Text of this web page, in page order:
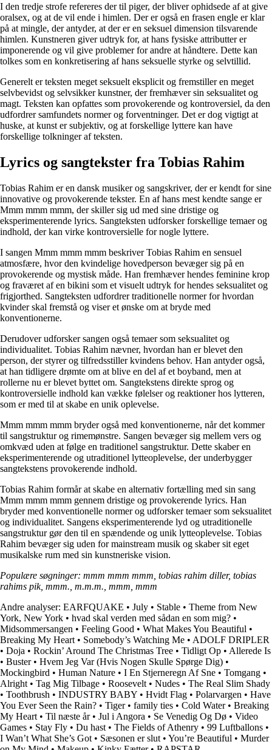
I den tredje strofe refereres der til piger, der bliver ophidsede af at give
oralsex, og at de vil ende i himlen. Der er også en frasen engle er klar
på at mingle, der antyder, at der er en seksuel dimension tilsvarende
himlen. Kunstneren giver udtryk for, at hans fysiske attributter er
imponerende og vil give problemer for andre at håndtere. Dette kan
tolkes som en konkretisering af hans seksuelle styrke og selvtillid.
Generelt er teksten meget seksuelt eksplicit og fremstiller en meget
selvbevidst og selvsikker kunstner, der fremhæver sin seksualitet og
magt. Teksten kan opfattes som provokerende og kontroversiel, da den
udfordrer samfundets normer og forventninger. Det er dog vigtigt at
huske, at kunst er subjektiv, og at forskellige lyttere kan have
forskellige tolkninger af teksten.
Lyrics og sangtekster fra Tobias Rahim
Tobias Rahim er en dansk musiker og sangskriver, der er kendt for sine
innovative og provokerende tekster. En af hans mest kendte sange er
Mmm mmm mmm, der skiller sig ud med sine dristige og
eksperimenterende lyrics. Sangteksten udforsker forskellige temaer og
indhold, der kan virke kontroversielle for nogle lyttere.
I sangen Mmm mmm mmm beskriver Tobias Rahim en sensuel
atmosfære, hvor den kvindelige hovedperson bevæger sig på en
provokerende og mystisk måde. Han fremhæver hendes feminine krop
og fraværet af en bikini som et visuelt udtryk for hendes seksualitet og
frigjorthed. Sangteksten udfordrer traditionelle normer for hvordan
kvinder skal fremstå og viser et ønske om at bryde med
konventionerne.
Derudover udforsker sangen også temaer som seksualitet og
individualitet. Tobias Rahim nævner, hvordan han er blevet den
person, der styrer og tilfredsstiller kvindens behov. Han antyder også,
at han tidligere drømte om at blive en del af et boyband, men at
rollerne nu er blevet byttet om. Sangtekstens direkte sprog og
kontroversielle indhold kan vække følelser og reaktioner hos lytteren,
som er med til at skabe en unik oplevelse.
Mmm mmm mmm bryder også med konventionerne, når det kommer
til sangstruktur og rimemønstre. Sangen bevæger sig mellem vers og
omkvæd uden at følge en traditionel sangstruktur. Dette skaber en
eksperimenterende og utraditionel lytteoplevelse, der underbygger
sangtekstens provokerende indhold.
Tobias Rahim formår at skabe en alternativ fortælling med sin sang
Mmm mmm mmm gennem dristige og provokerende lyrics. Han
bryder med konventionelle normer og udforsker temaer som seksualitet
og individualitet. Sangens eksperimenterende lyd og utraditionelle
sangstruktur gør den til en spændende og unik lytteoplevelse. Tobias
Rahim bevæger sig uden for mainstream musik og skaber sit eget
musikalske rum med sin kunstneriske vision.
Populære søgninger: mmm mmm mmm, tobias rahim diller, tobias
rahims pik, mmm., m.m.m., mmm, mmm
Andre analyser: EARFQUAKE • July • Stable • Theme from New
York, New York • ​hvad skal verden med sådan en som mig? •
Midsommersangen • Feeling Good • What Makes You Beautiful •
Breaking My Heart • Somebody’s Watching Me • ADOLF DRIPLER
• Doja • Rockin’ Around The Christmas Tree • Tidligt Op • Allerede Is
• Buster• Hvem Jeg Var (Hvis Nogen Skulle Spørge Dig) •
Mockingbird • Human Nature • I En Stjerneregn Af Sne • Tomgang •
Alright • Tag Mig Tilbage • Roosevelt • Nudes • The Real Slim Shady
• Toothbrush • INDUSTRY BABY • Hvidt Flag • Polarvargen • Have
You Ever Seen the Rain? • Tiger• ​family ties • Cold Water• Breaking
My Heart • Til næste år• Jul i Angora • Se Venedig Og Dø • Video
Games • Stay Fly • Du hast • The Fields of Athenry • 99 Luftballons •
I Wan’t What She’s Got • Sæsonen er slut • You’re Beautiful • Murder